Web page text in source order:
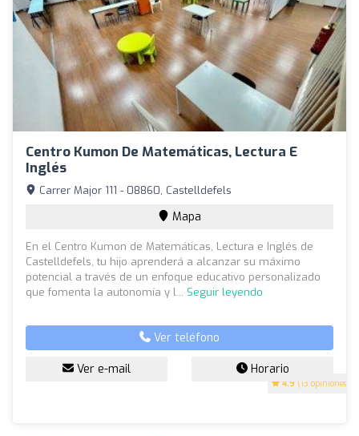
Centro Kumon De Matemáticas, Lectura E
Inglés
4.9 (13 opiniones)
Carrer Major 111 - 08860, Castelldefels
Mapa
En el Centro Kumon de Matemáticas, Lectura e Inglés de
Castelldefels, tu hijo aprenderá a alcanzar su máximo
potencial a través de un enfoque educativo personalizado
que fomenta la autonomía y l... Seguir leyendo
Ver teléfono
Ver e-mail Horario